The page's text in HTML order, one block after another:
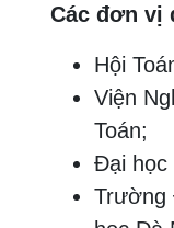
Các đơn vị
Hội
Viện
Toán;
Đại học
Trường